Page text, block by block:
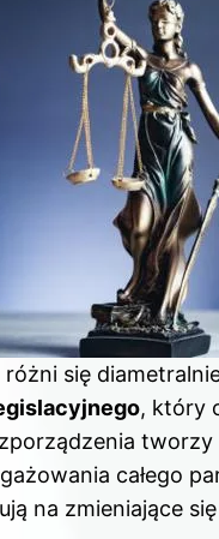
się
, który
całego
na zmieniające